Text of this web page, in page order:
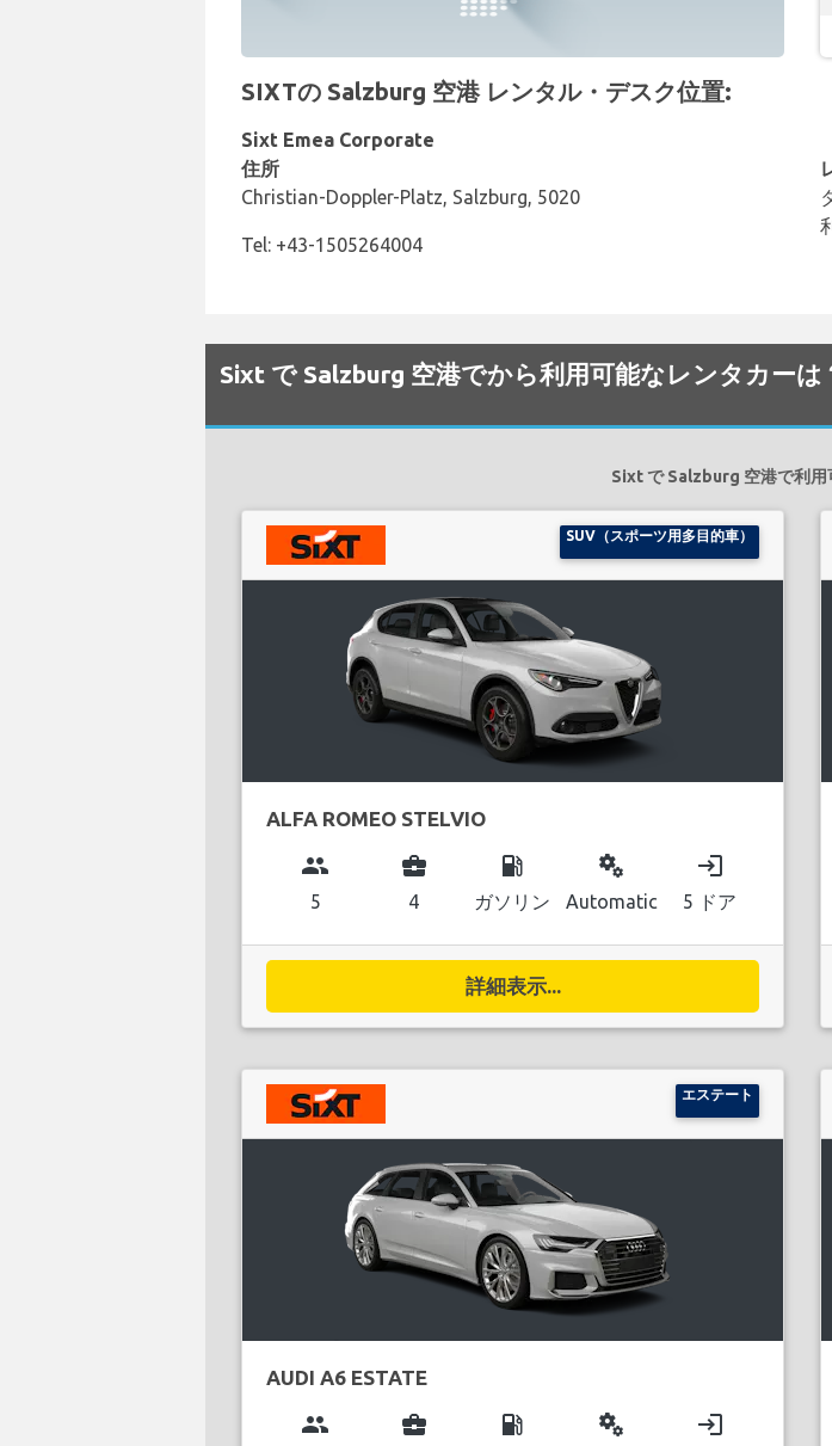
SIXTの Salzburg 空港 レンタル・デスク位置:
Sixt Emea Corporate
住所
Christian-Doppler-Platz, Salzburg, 5020
Tel: +43-1505264004
Sixt で Salzburg 空港でから利用可能なレンタカーは
Sixt で Salzburg 空港で利用
SUV（スポーツ用多目的車）
ALFA ROMEO STELVIO
group
5
business_center
4
local_gas_station
ガソリン
miscellaneous_services
Automatic
login
5 ドア
詳細表示...
エステート
AUDI A6 ESTATE
group business_center local_gas_station miscellaneous_services login